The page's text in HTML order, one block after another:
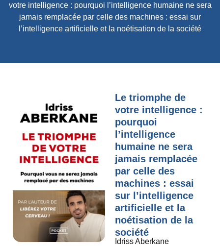
votre intelligence : pourquoi l’intelligence humaine ne sera
jamais remplacée par celle des machines : essai sur
l’intelligence artificielle et la noétisation de la société
Le triomphe de
votre intelligence :
pourquoi
l’intelligence
humaine ne sera
jamais remplacée
par celle des
machines : essai
sur l’intelligence
artificielle et la
noétisation de la
société
Idriss Aberkane